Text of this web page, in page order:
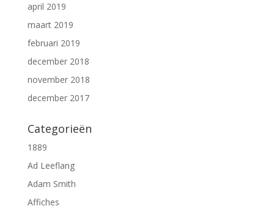
april 2019
maart 2019
februari 2019
december 2018
november 2018
december 2017
Categorieën
1889
Ad Leeflang
Adam Smith
Affiches